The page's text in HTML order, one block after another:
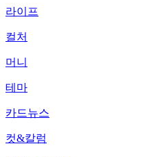
라이프
컬처
머니
테마
카드뉴스
컷&칼럼